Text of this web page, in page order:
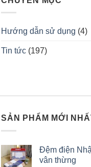
Hướng dẫn sử dụng (4)
Tin tức (197)
SẢN PHẨM MỚI
Đệm điện
vân thừng